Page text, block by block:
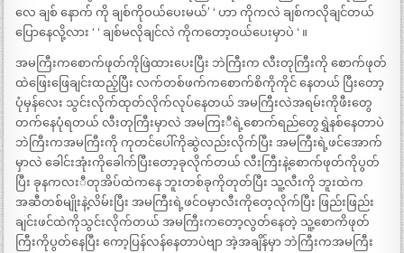
လေ ချစ် နောက် ကို ချစ်ကိုဝယ်ပေးမယ်’ ‘ ဟာ ကိုကလဲ ချစ်ကလိုချင်တယ်
ပြောနေလို့လား ‘ ‘ ချစ်မလိုချင်လဲ ကိုကတော့ဝယ်ပေးမှာပဲ ‘ ။
အမကြီးကစောက်ဖုတ်ကိုဖြဲထားပေးပြီး ဘဲကြီးက လီးတုကြီးကို စောက်ဖုတ်
ထဲဖြေးဖြေချင်းထည့်ပြီး လက်တစ်ဖက်ကစောက်စိကိုကိုင် နေတယ် ပြီးတော့
ပုံမှန်လေး သွင်းလိုက်ထုတ်လိုက်လုပ်နေတယ် အမကြီးလဲအရမ်းကိုဖီးတွေ
တက်နေပုံရတယ် လီးတုကြီးမှာလဲ အမကြးီရဲ့စောက်ရည်တွေရွှဲနစ်နေတာပဲ
ဘဲကြီးကအမကြီးကို ကုတင်ပေါ်ကိုဆွဲလည်းလိုက်ပြီး အမကြီးရဲ့ဖင်အောက်
မှာလဲ ခေါင်းအုံးကိုခေါက်ပြီးတော့ခုလိုက်တယ် လီးကြီးနဲ့စောက်ဖုတ်ကိုပွတ်
ပြီး ခုနကလးီတုအိပ်ထဲကနေ ဘူးတစ်ခုကိုတုတ်ပြီး သူ့လီးကို ဘူးထဲက
အဆီတစ်မျိုးနဲ့လိမ်းပြီး အမကြီးရဲ့ဖင်ဝမှာလီးကိုတေ့လိုက်ပြီး ဖြည်းဖြည်း
ချင်းဖင်ထဲကိုသွင်းလိုက်တယ် အမကြီးကတော့လွတ်နေတဲ့ သူ့စောကိဖုတ်
ကြီးကိုပွတ်နေပြီး ကော့ပြန်လန်နေတာပဲဗျာ အဲ့အချိန်မှာ ဘဲကြီးကအမကြီး